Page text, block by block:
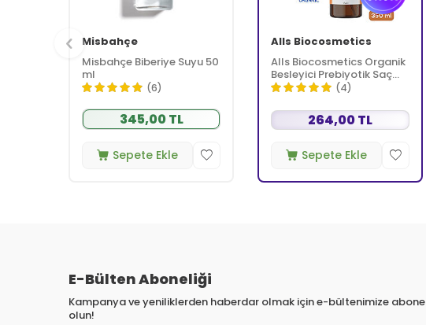
Misbahçe
Misbahçe Biberiye Suyu 50
ml
(6)
345,00 TL
Sepete Ekle
Alls Biocosmetics
Alls Biocosmetics Organik
Besleyici Prebiyotik Saç
Kremi 350 ml(4)
264,00 TL
Sepete Ekle
E-Bülten Aboneliği
Kampanya ve yeniliklerden haberdar olmak için e-bültenimize abone
olun!